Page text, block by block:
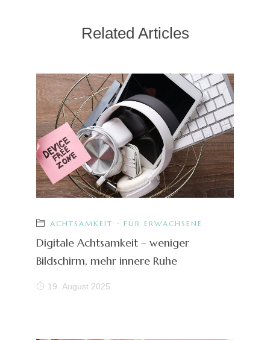
Related Articles
ACHTSAMKEIT · FÜR ERWACHSENE
Digitale Achtsamkeit – weniger
Bildschirm, mehr innere Ruhe
19. August 2025